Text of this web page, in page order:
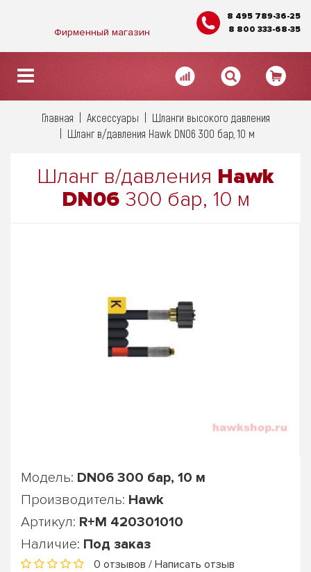
Фирменный магазин
8 495 789-36-25
8 800 333-68-35
Главная Аксессуары
Шланги высокого давления
Шланг в/давления Hawk DN06 300 бар, 10 м
Шланг в/давления Hawk
DN06300 бар, 10 м
Модель: DN06 300 бар, 10 м
Производитель: Hawk
Артикул: R+M 420301010
Наличие: Под заказ
0 отзывов / Написать отзыв